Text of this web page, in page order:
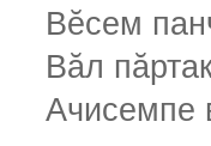
Вĕсем
Вăл
Ачисемпе